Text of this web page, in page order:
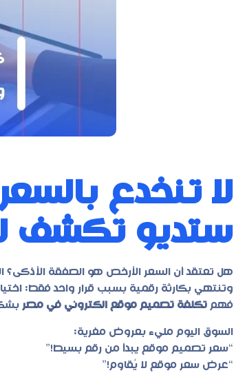
لا تنخدع
ستديو تكشف
هل تعتقد أن السعر الأرخص هو الصفقة الأذكى؟
وتنتهي بكارثة رقمية بسبب قرار واحد فقط:
فهم تكلفة تصميم موقع الكتروني في مصر
السوق اليوم مليء بعروض مغرية:
“سعر تصميم موقع يبدأ من رقم بسيط!”
“عرض سعر موقع لا يُقاوم!”